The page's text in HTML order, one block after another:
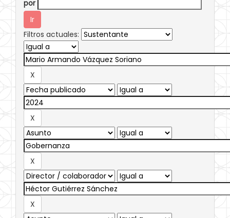
por
Filtros actuales: